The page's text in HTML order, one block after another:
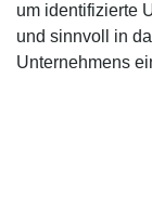
um identifizierte
und sinnvoll in
Unternehmens